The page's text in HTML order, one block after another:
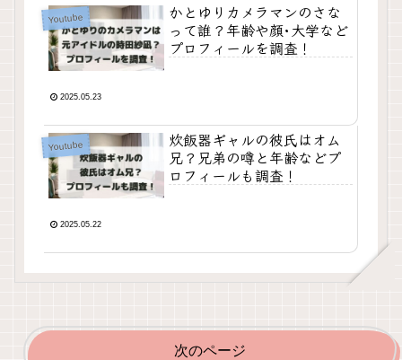
Youtube
かとゆりカメラマンのさな
って誰？年齢や顔･大学など
プロフィールを調査！
2025.05.23
Youtube
炊飯器ギャルの彼氏はオム
兄？兄弟の噂と年齢などプ
ロフィールも調査！
2025.05.22
次のページ